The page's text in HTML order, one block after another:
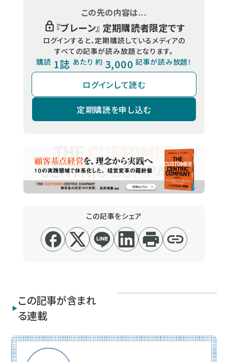
この先の内容は...
『ブレーン』 定期購読者限定です
ログインすると、定期購読しているメディアの
すべての記事が読み放題となります。
購読 1誌 あたり 約 3,000 記事が読み放題！
ログインして読む
定期購読を申し込む
この記事をシェア
この記事が含まれ
る連載